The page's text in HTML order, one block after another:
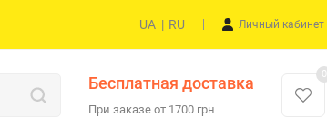
UA | RU Личный кабинет
Бесплатная доставка
При заказе от 1700 грн
0